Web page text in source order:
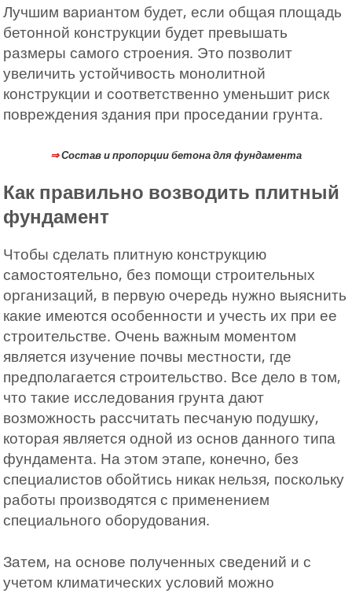
Лучшим вариантом будет, если общая площадь
бетонной конструкции будет превышать
размеры самого строения. Это позволит
увеличить устойчивость монолитной
конструкции и соответственно уменьшит риск
повреждения здания при проседании грунта.
⇒Состав и пропорции бетона для фундамента
Как правильно возводить плитный
фундамент
Чтобы сделать плитную конструкцию
самостоятельно, без помощи строительных
организаций, в первую очередь нужно выяснить
какие имеются особенности и учесть их при ее
строительстве. Очень важным моментом
является изучение почвы местности, где
предполагается строительство. Все дело в том,
что такие исследования грунта дают
возможность рассчитать песчаную подушку,
которая является одной из основ данного типа
фундамента. На этом этапе, конечно, без
специалистов обойтись никак нельзя, поскольку
работы производятся с применением
специального оборудования.
Затем, на основе полученных сведений и с
учетом климатических условий можно